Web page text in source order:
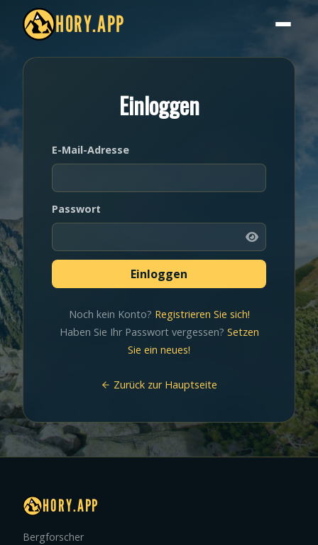
HORY.APP
Einloggen
E-Mail-Adresse
Passwort
Noch kein Konto? Registrieren Sie sich!
Haben Sie Ihr Passwort vergessen? Setzen
Sie ein neues!
Zurück zur Hauptseite
HORY.APP
Bergforscher